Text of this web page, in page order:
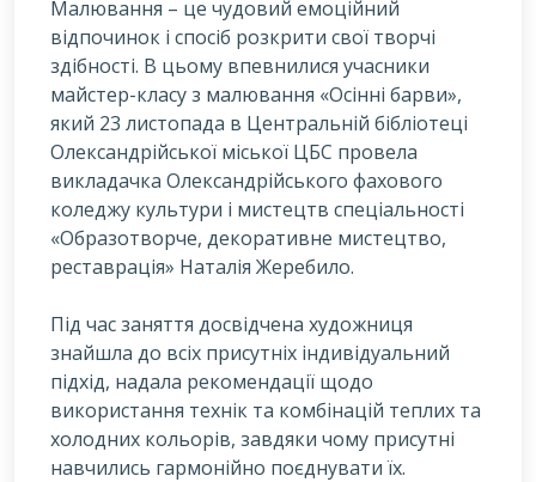
Малювання – це чудовий емоційний
відпочинок і спосіб розкрити свої творчі
здібності. В цьому впевнилися учасники
майстер-класу з малювання «Осінні барви»,
який 23 листопада в Центральній бібліотеці
Олександрійської міської ЦБС провела
викладачка Олександрійського фахового
коледжу культури і мистецтв спеціальності
«Образотворче, декоративне мистецтво,
реставрація» Наталія Жеребило.
Під час заняття досвідчена художниця
знайшла до всіх присутніх індивідуальний
підхід, надала рекомендації щодо
використання технік та комбінацій теплих та
холодних кольорів, завдяки чому присутні
навчились гармонійно поєднувати їх.